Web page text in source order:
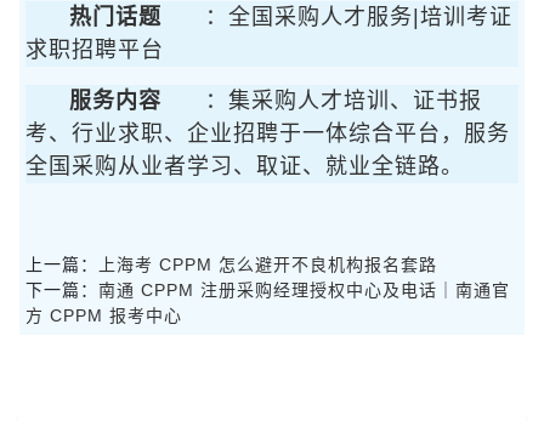
热门话题
：全国采购人才服务|培训考证
求职招聘平台
服务内容
：集采购人才培训、证书报
考、行业求职、企业招聘于一体综合平台，服务
全国采购从业者学习、取证、就业全链路。
上一篇：
上海考 CPPM 怎么避开不良机构报名套路
下一篇： 南通 CPPM 注册采购经理授权中心及电话｜南通官
方 CPPM 报考中心